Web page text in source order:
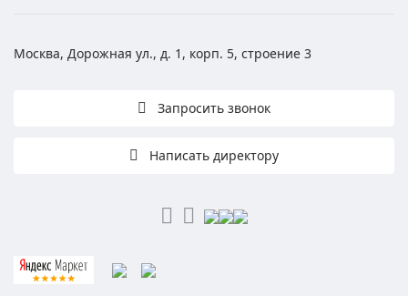
Москва, Дорожная ул., д. 1, корп. 5, строение 3
Запросить звонок
Написать директору